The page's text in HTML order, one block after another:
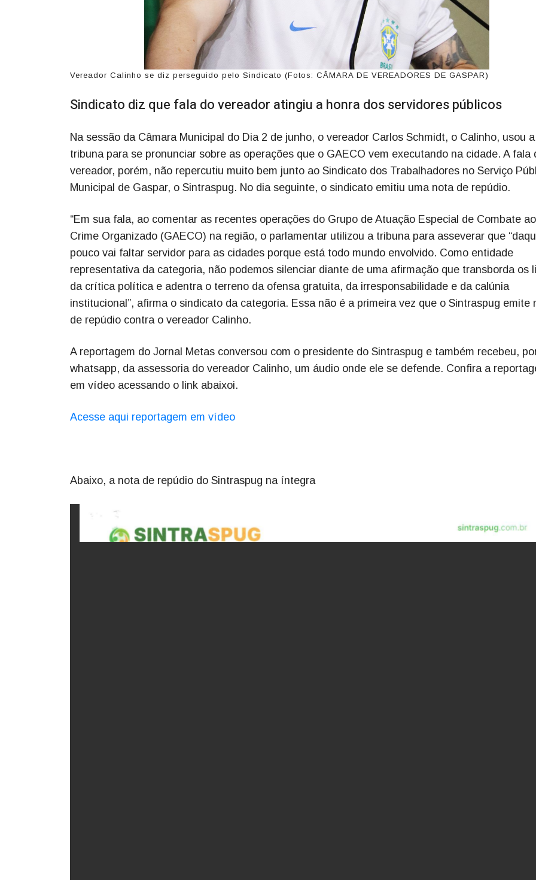
Vereador Calinho se diz perseguido pelo Sindicato (Fotos: CÂMARA DE VEREADORES DE GASPAR)
Sindicato diz que fala do vereador atingiu a honra dos servidores públicos
Na sessão da Câmara Municipal do Dia 2 de junho, o vereador Carlos Schmidt, o Calinho, usou a
tribuna para se pronunciar sobre as operações que o GAECO vem executando na cidade. A fala
vereador, porém, não repercutiu muito bem junto ao Sindicato dos Trabalhadores no Serviço
Municipal de Gaspar, o Sintraspug. No dia seguinte, o sindicato emitiu uma nota de repúdio.
“Em sua fala, ao comentar as recentes operações do Grupo de Atuação Especial de Combate ao
Crime Organizado (GAECO) na região, o parlamentar utilizou a tribuna para asseverar que
pouco vai faltar servidor para as cidades porque está todo mundo envolvido. Como entidade
representativa da categoria, não podemos silenciar diante de uma afirmação que transborda os
da crítica política e adentra o terreno da ofensa gratuita, da irresponsabilidade e da calúnia
institucional”, afirma o sindicato da categoria. Essa não é a primeira vez que o Sintraspug emite
de repúdio contra o vereador Calinho.
A reportagem do Jornal Metas conversou com o presidente do Sintraspug e também recebeu,
whatsapp, da assessoria do vereador Calinho, um áudio onde ele se defende. Confira a
em vídeo acessando o link abaixoi.
Acesse aqui reportagem em vídeo
Abaixo, a nota de repúdio do Sintraspug na íntegra